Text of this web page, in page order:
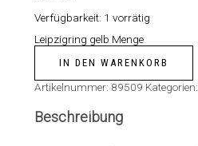
Verfügbarkeit: 1 vorrätig
Leipzigring gelb Menge
IN DEN WARENKORB
Artikelnummer: 89509 Kategorien:
Beschreibung